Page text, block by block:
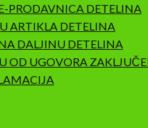
PRODAVNICA DETELINA
ARTIKLA DETELINA
DALJINU DETELINA
OD UGOVORA